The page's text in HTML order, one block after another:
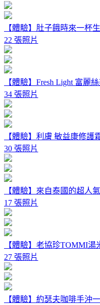
【體驗】肚子餓時來一杯
22 張照片
【體驗】Fresh Light 富麗
34 張照片
【體驗】利膚 敏益康修護
30 張照片
【體驗】來自泰國的超人
17 張照片
【體驗】老協珍TOMMI湯
27 張照片
【體驗】約瑟夫咖啡手沖